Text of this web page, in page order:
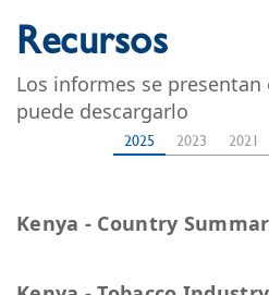
Recursos
Los informes se presentan
puede descargarlo
2025 2023 2021
Kenya - Country